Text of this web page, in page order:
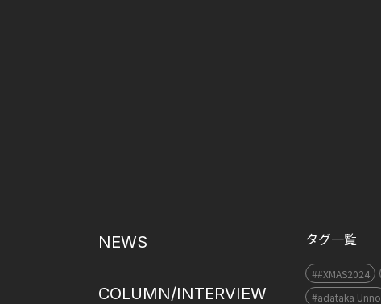
NEWS
COLUMN/INTERVIEW
タグ一覧
##XMAS2024
#adataka Unno